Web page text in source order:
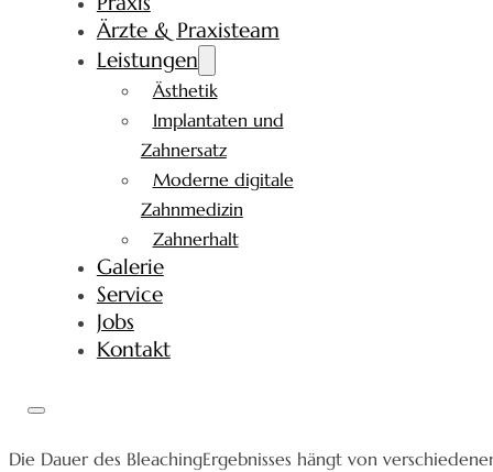
Ärzte & Praxisteam
Leistungen
Ästhetik
Implantaten und
Zahnersatz
Moderne digitale
Zahnmedizin
Zahnerhalt
Galerie
Service
Jobs
Kontakt
Die Dauer des BleachingErgebnisses hängt von